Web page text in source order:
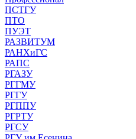
ПСТГУ
ПТО
ПУЭТ
РАЗВИТУМ
РАНХиГС
РАПС
РГАЗУ
РГГМУ
РГГУ
РГППУ
РГРТУ
РГСУ